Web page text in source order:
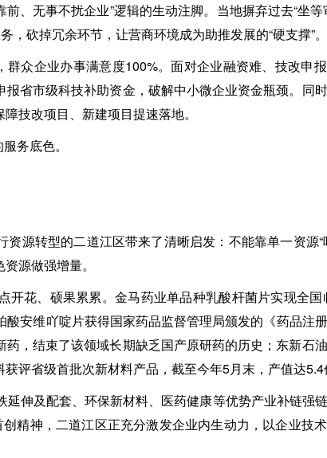
、无事不扰企业”逻辑的生动注脚。当地摒弃过去“坐等
砍掉冗余环节，让营商环境成为助推发展的“硬支撑”。
群众企业办事满意度100%。面对企业融资难、技改申
省市级科技补助资金，破解中小微企业资金瓶颈。同
技改项目、新建项目提速落地。
务底色。
源转型的二道江区带来了清晰启发：不能靠单一资源“
源做强增量。
花、硕果累累。金马药业单品种乳酸杆菌片实现全国
安维吖啶片获得国家药品监督管理局颁发的《药品注
，结束了该领域长期缺乏国产原研药的历史；东新石
评省级首批次新材料产品，截至今年5月末，产值达5.4
伸及配套、环保新材料、医药健康等优势产业补链强
创精神，二道江区正充分激发企业内生动力，以企业技